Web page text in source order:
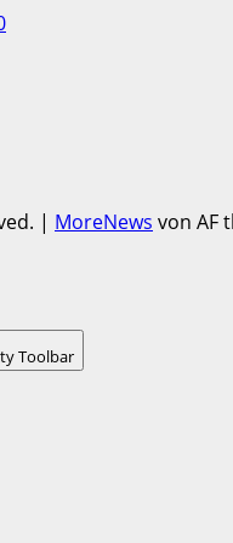
| MoreNews von AF
Toolbar